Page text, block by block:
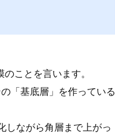
ことを言います。
「基底層」を作っている
しながら角層まで上がっ